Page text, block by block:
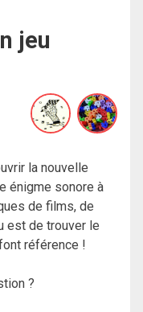
jeu
la nouvelle
énigme sonore à
de films, de
est de trouver le
référence !
?